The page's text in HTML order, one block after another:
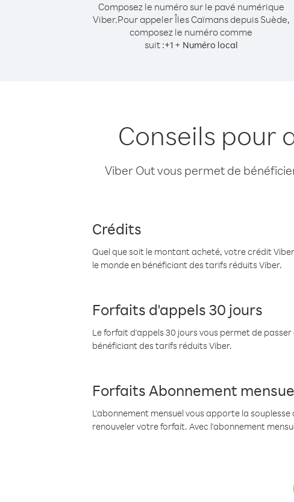
Composez le numéro sur le pavé numérique
Viber.Pour appeler Îles Caïmans depuis Suède,
composez le numéro comme
suit :+1+ Numéro local
Conseils pour
Viber Out vous permet de
Crédits
Quel que soit le montant acheté, votre crédit
le monde en bénéficiant des tarifs réduits Viber.
Forfaits d'appels 30 jours
Le forfait d'appels 30 jours vous permet de
bénéficiant des tarifs réduits Viber.
Forfaits Abonnement
L'abonnement mensuel vous apporte la
renouveler votre forfait. Avec l'abonnement